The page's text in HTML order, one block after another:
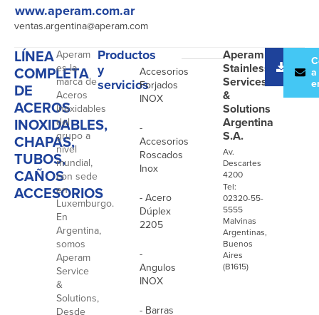
www.aperam.com.ar
ventas.argentina@aperam.com
LÍNEA
COMPLETA
DE
ACEROS
INOXIDABLES,
CHAPAS,
TUBOS,
CAÑOS
ACCESORIOS
Aperam
es la
marca de
Aceros
Inoxidables
del
grupo a
nivel
mundial,
con sede
en
Luxemburgo.
En
Argentina,
somos
Aperam
Service
&
Solutions,
Desde
Productos
y
servicios
-
Accesorios
Forjados
INOX
-
Accesorios
Roscados
Inox
- Acero
Dúplex
2205
-
Angulos
INOX
- Barras
Aperam
Stainless
Services
&
Solutions
Argentina
S.A.
Av.
Descartes
4200
Tel:
02320-55-
5555
Malvinas
Argentinas,
Buenos
Aires
(B1615)